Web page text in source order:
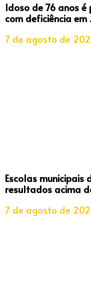
Idoso de 76 anos
com deficiência em
7 de agosto de
Escolas municipais
resultados acima
7 de agosto de